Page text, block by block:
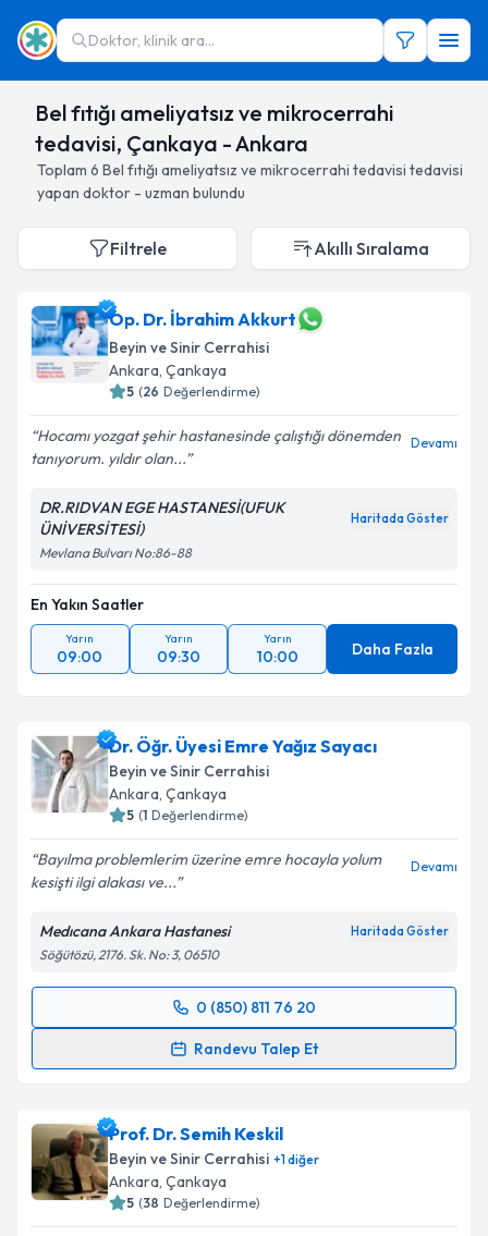
Doktor, klinik ara...
Bel fıtığı ameliyatsız ve mikrocerrahi
tedavisi, Çankaya - Ankara
Toplam 6 Bel fıtığı ameliyatsız ve mikrocerrahi tedavisi tedavisi
yapan doktor - uzman bulundu
Filtrele Akıllı Sıralama
Op. Dr. İbrahim Akkurt
Beyin ve Sinir Cerrahisi
Ankara, Çankaya
5 (26 Değerlendirme)
Hocamı yozgat şehir hastanesinde çalıştığı dönemden
tanıyorum. yıldır olan...
Devamı
DR.RIDVAN EGE HASTANESİ(UFUK
ÜNİVERSİTESİ)
Haritada Göster
Mevlana Bulvarı No:86-88
En Yakın Saatler
Yarın
09:00
Yarın
09:30
Yarın
10:00 Daha Fazla
Dr. Öğr. Üyesi Emre Yağız Sayacı
Beyin ve Sinir Cerrahisi
Ankara, Çankaya
5 (1 Değerlendirme)
Bayılma problemlerim üzerine emre hocayla yolum
kesişti ilgi alakası ve...
Devamı
Medıcana Ankara Hastanesi Haritada Göster
Söğütözü, 2176. Sk. No: 3, 06510
0 (850) 811 76 20
Randevu Talep Et
Randevu Takvimi Talebi
almanız için bir takvim hazırlandığında e-posta ile
bilgilendireceğiz.
E-posta Adresiniz
Prof. Dr. Semih Keskil
Beyin ve Sinir Cerrahisi +1diğer
Ankara, Çankaya
5 (38 Değerlendirme)